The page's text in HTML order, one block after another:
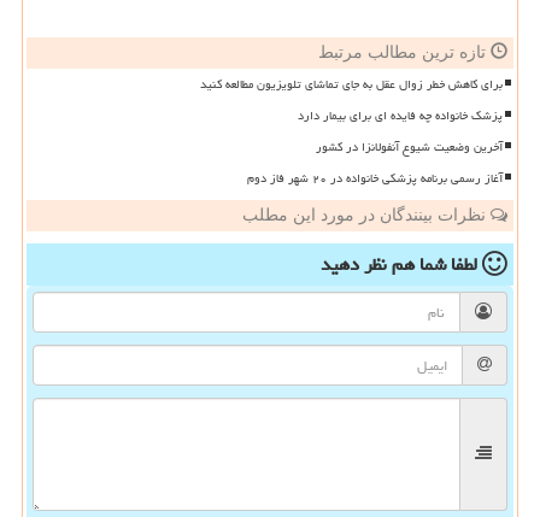
تازه ترین مطالب مرتبط
برای کاهش خطر زوال عقل به جای تماشای تلویزیون مطالعه کنید
پزشک خانواده چه فایده ای برای بیمار دارد
آخرین وضعیت شیوع آنفولانزا در کشور
آغاز رسمی برنامه پزشکی خانواده در ۲۰ شهر فاز دوم
نظرات بینندگان در مورد این مطلب
لطفا شما همنظر دهید